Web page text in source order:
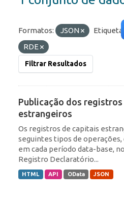
Formatos: JSON
RDE
Filtrar Resultados
Publicação dos
estrangeiros
Os registros de capitais
seguintes tipos de operações,
em cada período data-base,
Registro Declaratório...
HTML API OData JSON